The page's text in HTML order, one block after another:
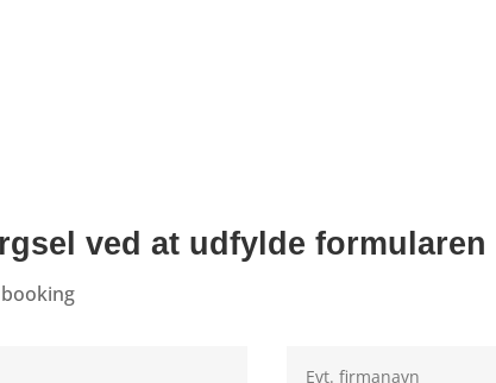
ved at udfylde formularen